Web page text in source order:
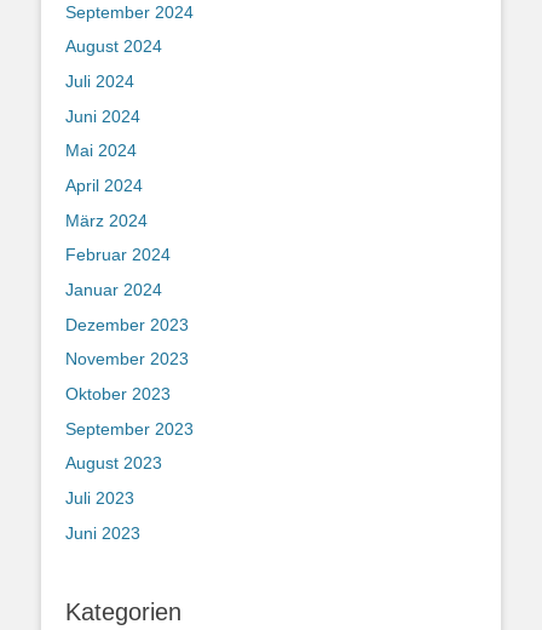
September 2024
August 2024
Juli 2024
Juni 2024
Mai 2024
April 2024
März 2024
Februar 2024
Januar 2024
Dezember 2023
November 2023
Oktober 2023
September 2023
August 2023
Juli 2023
Juni 2023
Kategorien